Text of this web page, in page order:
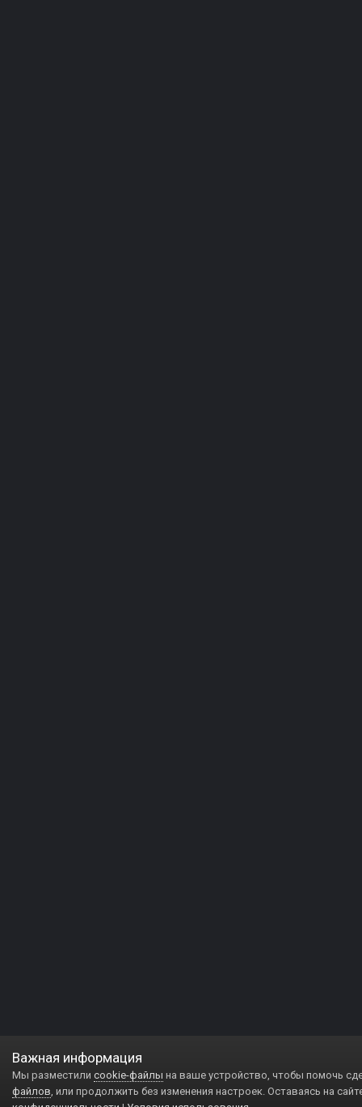
Важная информация
Мы разместили cookie-файлы на ваше устройство, чтобы помочь
файлов, или продолжить без изменения настроек. Оставаясь на